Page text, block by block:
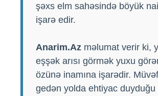
şəxs elm sahəsində böyük
işarə edir.
Anarim.Az məlumat verir ki,
eşşək arısı görmək yuxu
özünə inamına işarədir.
gedən yolda ehtiyac duyduğu